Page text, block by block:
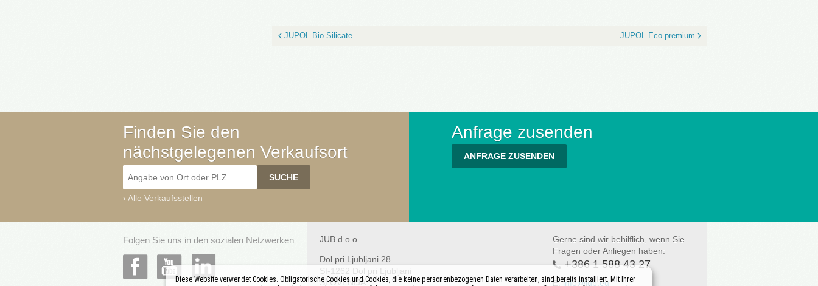
JUPOL Bio Silicate JUPOL Eco premium
Finden Sie den
nächstgelegenen Verkaufsort
› Alle Verkaufsstellen
Anfrage zusenden
ANFRAGE ZUSENDEN
Folgen Sie uns in den sozialen Netzwerken JUB d.o.o
Dol pri Ljubljani 28
SI-1262 Dol pri Ljubljani
SLOVENIJA
Gerne sind wir behilflich, wenn Sie
Fragen oder Anliegen haben:
+386 1 588 43 27
E:info@jub.eu
Diese Website verwendet Cookies. Obligatorische Cookies und Cookies, die keine personenbezogenen Daten verarbeiten, sind bereits installiert. Mit Ihrer